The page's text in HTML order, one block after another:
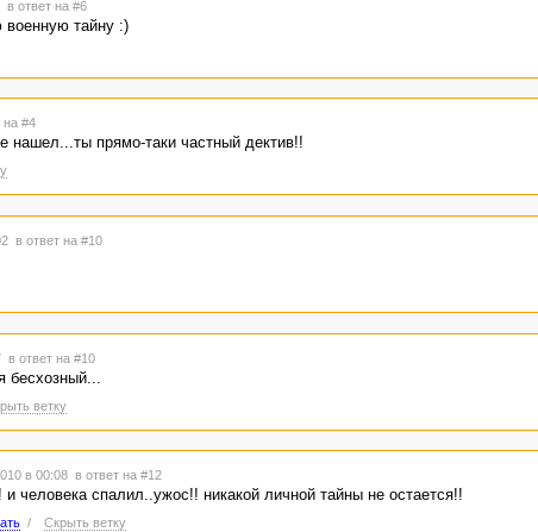
в ответ на #6
военную тайну :)
на #4
нашел...ты прямо-таки частный дектив!!
в ответ на #10
в ответ на #10
бесхозный...
ветку
в 00:08 в ответ на #12
человека спалил..ужос!! никакой личной тайны не остается!!
/ Скрыть ветку